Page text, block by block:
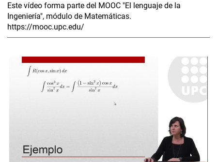
Este vídeo forma parte del MOOC "El lenguaje de la
Ingeniería", módulo de Matemáticas.
https://mooc.upc.edu/